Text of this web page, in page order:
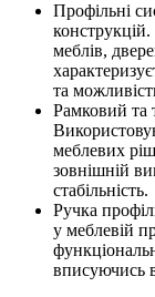
Профільні
меблів,
та
Рамковий та
меблевих
зовнішній
стабільність.
Ручка
у меблевій
вписуючись